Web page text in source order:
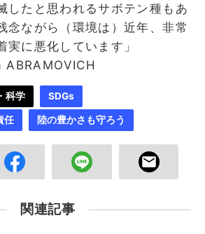
したと思われるサボテン種もあ
念ながら（環境は）近年、非常
実に悪化しています」
科学 SDGs
任 陸の豊かさも守ろう
関連記事